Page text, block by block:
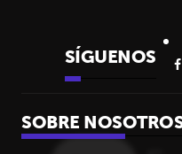
SÍGUENOS
SOBRE